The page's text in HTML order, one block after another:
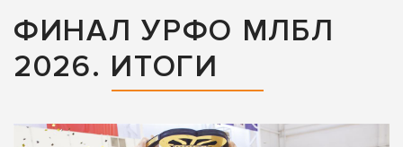
ФИНАЛ УРФО МЛБЛ
2026. ИТОГИ